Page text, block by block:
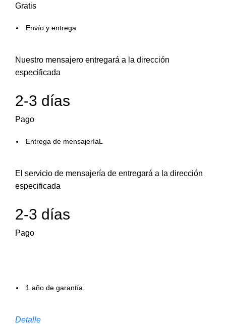
Gratis
Envío y entrega
Nuestro mensajero entregará a la dirección
especificada
2-3 días
Pago
Entrega de mensajeríaL
El servicio de mensajería de entregará a la dirección
especificada
2-3 días
Pago
1 año de garantía
Detalle